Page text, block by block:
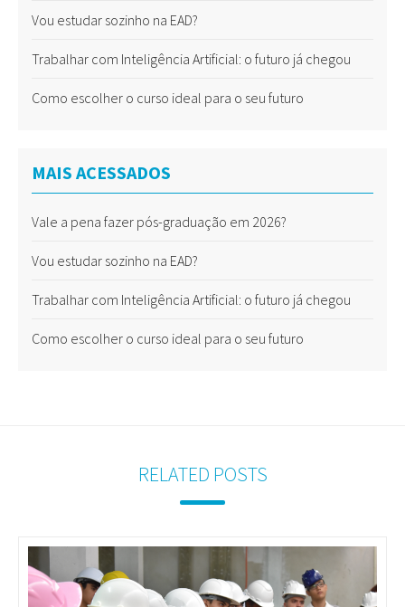
Vou estudar sozinho na EAD?
Trabalhar com Inteligência Artificial: o futuro já chegou
Como escolher o curso ideal para o seu futuro
MAIS ACESSADOS
Vale a pena fazer pós-graduação em 2026?
Vou estudar sozinho na EAD?
Trabalhar com Inteligência Artificial: o futuro já chegou
Como escolher o curso ideal para o seu futuro
RELATED POSTS